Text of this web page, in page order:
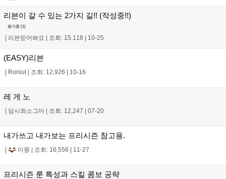
리븐이 갈 수 있는 2가지 길!! (작성중!!)
평가중 (1)
| 리븐믿어봐요 | 조회: 15,118 | 10-25
(EASY)리븐
| Roniul | 조회: 12,926 | 10-16
레 게 노
| 담시최소그마 | 조회: 12,247 | 07-20
내가쓰고 내가보는 프리시즌 참고용.
| 미뭉 | 조회: 16,556 | 11-27
프리시즌 룬 특성과 스킬 콤보 공략